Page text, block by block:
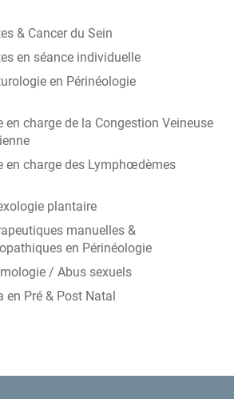
& Cancer du Sein
en séance individuelle
en Périnéologie
en charge de la Congestion Veineuse
en charge des Lymphœdèmes
plantaire
manuelles &
en Périnéologie
/ Abus sexuels
en Pré & Post Natal